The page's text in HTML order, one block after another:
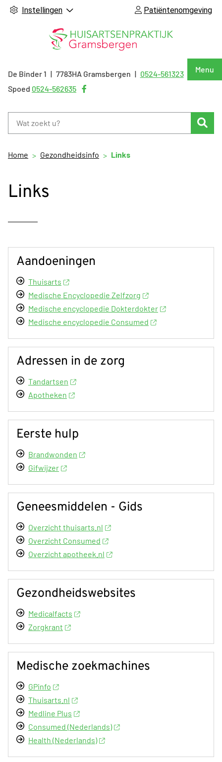
Instellingen Patiëntenomgeving
Menu
De Binder1 7783HA Gramsbergen Tel:
0524-561323
Spoed 0524-562635
pagina
Home Gezondheidsinfo Links
Links
Aandoeningen
Thuisarts
Medische Encyclopedie Zelfzorg
Medische encyclopedie Dokterdokter
Medische encyclopedie Consumed
Adressen in de zorg
Tandartsen
Apotheken
Eerste hulp
Brandwonden
Gifwijzer
Geneesmiddelen - Gids
Overzicht thuisarts.nl
Overzicht Consumed
Overzicht apotheek.nl
Gezondheidswebsites
Medicalfacts
Zorgkrant
Medische zoekmachines
GPinfo
Thuisarts.nl
Medline Plus
Consumed (Nederlands)
Health (Nederlands)